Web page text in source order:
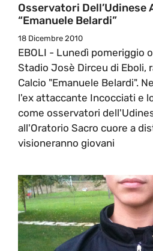
Osservatori Dell’Udinese
“Emanuele Belardi”
18 Dicembre 2010
EBOLI - Lunedì pomeriggio
Stadio Josè Dirceu di Eboli,
Calcio "Emanuele Belardi".
l'ex attaccante Incocciati e
come osservatori
all'Oratorio Sacro cuore a
visioneranno giovani